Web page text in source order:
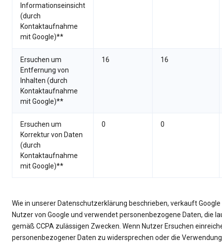
Informationseinsicht
(durch
Kontaktaufnahme
mit Google)**
Ersuchen um
Entfernung von
Inhalten (durch
Kontaktaufnahme
mit Google)**
16 16
Ersuchen um
Korrektur von Daten
(durch
Kontaktaufnahme
mit Google)**
0 0
Wie in unserer Datenschutzerklärung beschrieben, verkauft
Nutzer von Google und verwendet personenbezogene Daten, die
gemäß CCPA zulässigen Zwecken. Wenn Nutzer Ersuchen
personenbezogener Daten zu widersprechen oder die